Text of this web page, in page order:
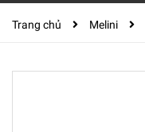
Trang chủ Melini